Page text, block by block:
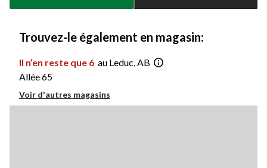
à
Trouvez-le également en magasin:
Il n’en reste que 6 au Leduc, AB
Allée 65
Voir d'autres magasins